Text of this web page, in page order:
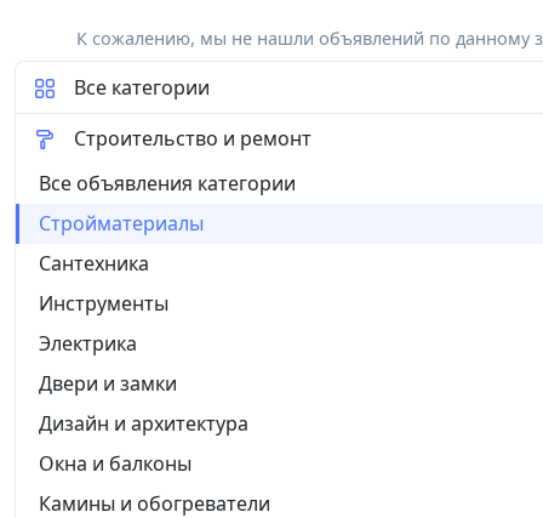
К сожалению, мы не нашли объявлений по данному
Все категории
Строительство и ремонт
Все объявления категории
Стройматериалы
Сантехника
Инструменты
Электрика
Двери и замки
Дизайн и архитектура
Окна и балконы
Камины и обогреватели